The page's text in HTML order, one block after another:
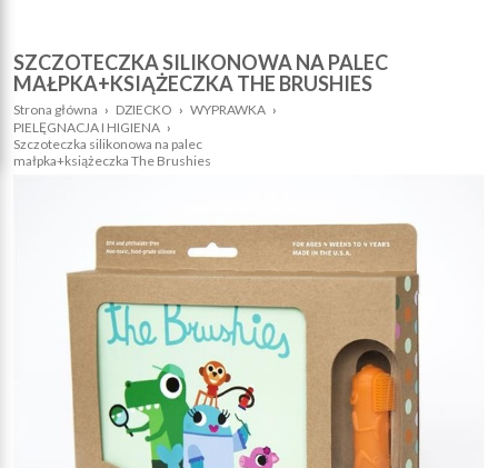
SZCZOTECZKA SILIKONOWA NA PALEC
MAŁPKA+KSIĄŻECZKA THE BRUSHIES
Strona główna › DZIECKO › WYPRAWKA ›
PIELĘGNACJA I HIGIENA ›
Szczoteczka silikonowa na palec
małpka+książeczka The Brushies